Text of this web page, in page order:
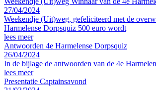
27/04/2024
Weekendje (Uit)weg, gefeliciteerd met de
Harmelense Dorpsquiz 500 euro wordt
lees meer
Antwoorden 4e Harmelense Dorpsquiz
26/04/2024
In de bijlage de antwoorden van de 4e
lees meer
Presentatie Captainsavond